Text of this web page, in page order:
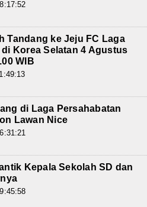
Tandang ke Jeju FC Laga
di Korea Selatan 4 Agustus
WIB
di Laga Persahabatan
Lawan Nice
Kepala Sekolah SD dan